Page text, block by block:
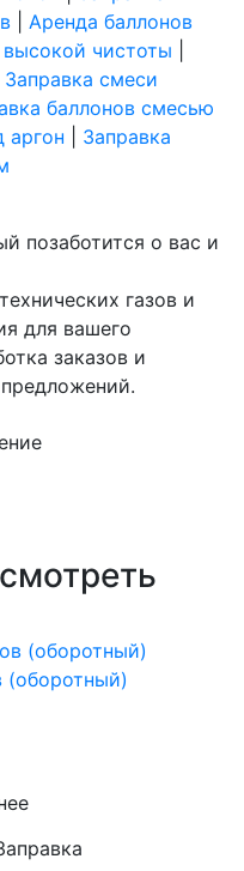
Аренда баллонов
высокой чистоты
Заправка смеси
баллонов смесью
аргон
Заправка
позаботится о вас и
газов и
для вашего
заказов и
(оборотный)